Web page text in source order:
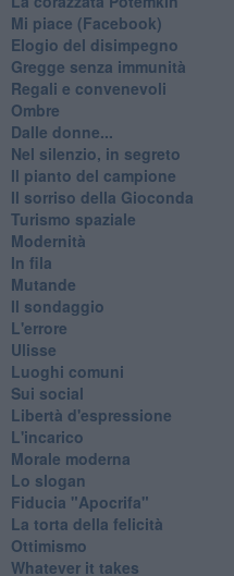
Mi piace (Facebook)
Elogio del disimpegno
Gregge senza immunità
Regali e convenevoli
Ombre
Dalle donne...
Nel silenzio, in segreto
Il pianto del campione
Il sorriso della Gioconda
Turismo spaziale
Modernità
In fila
Mutande
Il sondaggio
L'errore
Ulisse
Luoghi comuni
Sui social
Libertà d'espressione
L'incarico
Morale moderna
Lo slogan
Fiducia "Apocrifa"
La torta della felicità
Ottimismo
Whatever it takes